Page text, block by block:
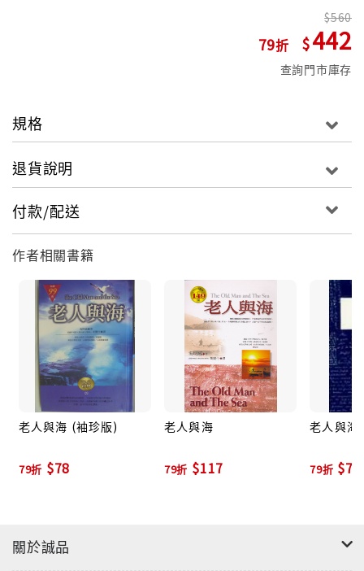
79
560
442
查詢門市庫存
規格
退貨說明
付款/配送
作者相關書籍
老人與海 (袖珍版)
79折 $78
老人與海
79折 $117
老人與海
79折 $79
關於誠品